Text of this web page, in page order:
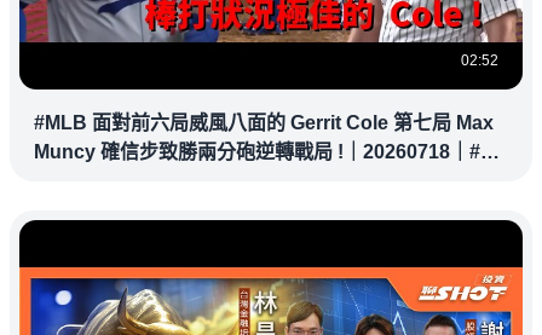
02:52
#MLB 面對前六局威風八面的 Gerrit Cole 第七局 Max
Muncy 確信步致勝兩分砲逆轉戰局 !｜20260718｜#洛